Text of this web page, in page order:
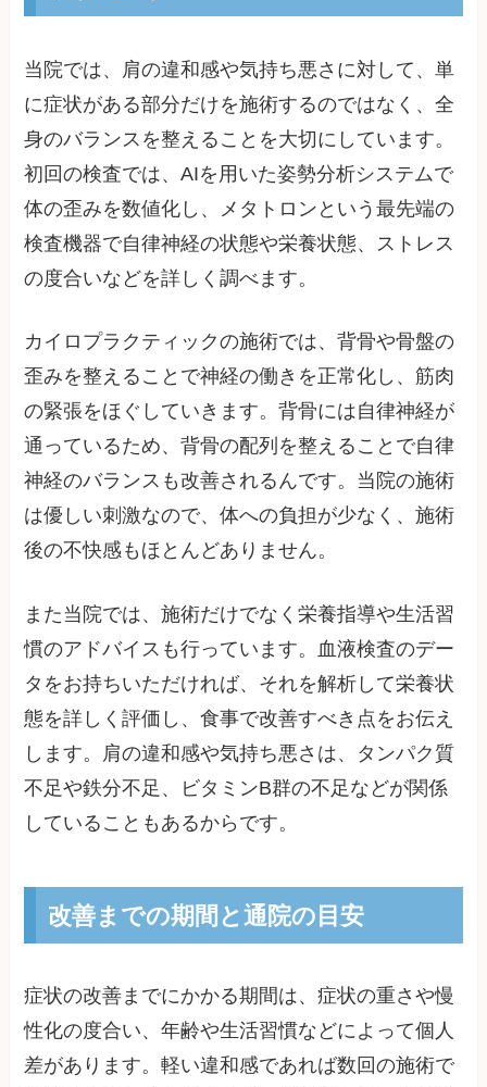
当院では、肩の違和感や気持ち悪さに対して、単
に症状がある部分だけを施術するのではなく、全
身のバランスを整えることを大切にしています。
初回の検査では、AIを用いた姿勢分析システムで
体の歪みを数値化し、メタトロンという最先端の
検査機器で自律神経の状態や栄養状態、ストレス
の度合いなどを詳しく調べます。
カイロプラクティックの施術では、背骨や骨盤の
歪みを整えることで神経の働きを正常化し、筋肉
の緊張をほぐしていきます。背骨には自律神経が
通っているため、背骨の配列を整えることで自律
神経のバランスも改善されるんです。当院の施術
は優しい刺激なので、体への負担が少なく、施術
後の不快感もほとんどありません。
また当院では、施術だけでなく栄養指導や生活習
慣のアドバイスも行っています。血液検査のデー
タをお持ちいただければ、それを解析して栄養状
態を詳しく評価し、食事で改善すべき点をお伝え
します。肩の違和感や気持ち悪さは、タンパク質
不足や鉄分不足、ビタミンB群の不足などが関係
していることもあるからです。
改善までの期間と通院の目安
症状の改善までにかかる期間は、症状の重さや慢
性化の度合い、年齢や生活習慣などによって個人
差があります。軽い違和感であれば数回の施術で